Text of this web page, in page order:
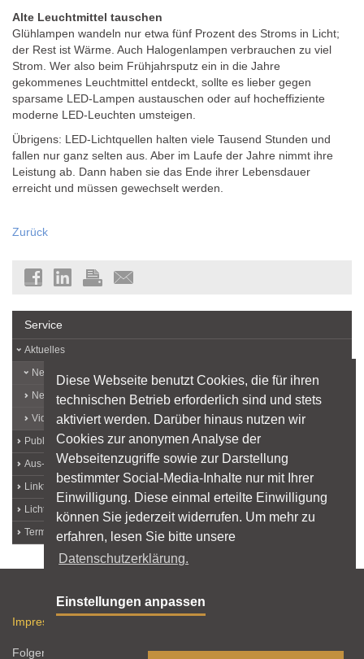
Alte Leuchtmittel tauschen
Glühlampen wandeln nur etwa fünf Prozent des Stroms in Licht;
der Rest ist Wärme. Auch Halogenlampen verbrauchen zu viel
Strom. Wer also beim Frühjahrsputz ein in die Jahre
gekommenes Leuchtmittel entdeckt, sollte es lieber gegen
sparsame LED-Lampen austauschen oder auf hocheffiziente
moderne LED-Leuchten umsteigen.
Übrigens: LED-Lichtquellen halten viele Tausend Stunden und
fallen nur ganz selten aus. Aber im Laufe der Jahre nimmt ihre
Leistung ab. Dann haben sie das Ende ihrer Lebensdauer
erreicht und müssen gewechselt werden.
Zurück
Service
Aktuelles
News
Newsletter
Videos
Publikationen und Downloads
Aus- und Weiterbildung
Linktipps
Lichtplaner finden
Termine im Lichtmarkt
Impressum
Folgen Sie licht.de:
Diese Webseite benutzt Cookies, die für ihren
technischen Betrieb erforderlich sind und stets
aktiviert werden. Darüber hinaus nutzen wir
Cookies zur anonymen Analyse der
Webseitenzugriffe sowie zur Darstellung
bestimmter Social-Media-Inhalte nur mit Ihrer
Einwilligung. Diese einmal erteilte Einwilligung
können Sie jederzeit widerrufen. Um mehr zu
erfahren, lesen Sie bitte unsere
Datenschutzerklärung.
Einstellungen anpassen